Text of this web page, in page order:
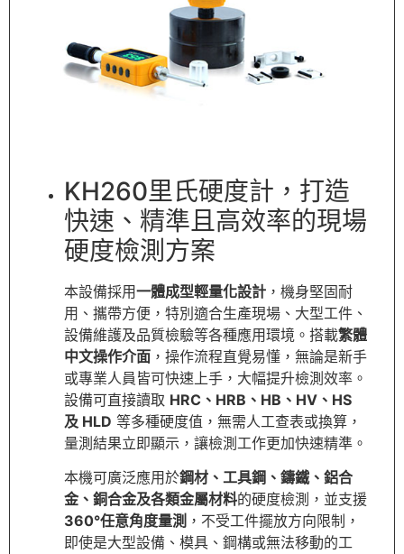
KH260里氏硬度計，打造
快速、精準且高效率的現場
硬度檢測方案
本設備採用一體成型輕量化設計 ，機身堅固耐
用、攜帶方便，特別適合生產現場、大型工件、
設備維護及品質檢驗等各種應用環境。搭載繁體
中文操作介面 ，操作流程直覺易懂，無論是新手
或專業人員皆可快速上手，大幅提升檢測效率。
設備可直接讀取 HRC、HRB、HB、HV、HS
及 HLD 等多種硬度值，無需人工查表或換算，
量測結果立即顯示，讓檢測工作更加快速精準。
本機可廣泛應用於鋼材、工具鋼、鑄鐵、鋁合
金、銅合金及各類金屬材料的硬度檢測，並支援
360°任意角度量測 ，不受工件擺放方向限制，
即使是大型設備、模具、鋼構或無法移動的工